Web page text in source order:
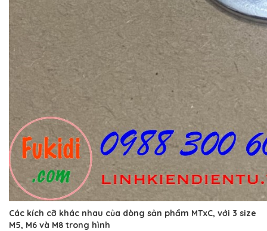
Các kích cỡ khác nhau của dòng sản phẩm MTxC, với 3 size
M5, M6 và M8 trong hình